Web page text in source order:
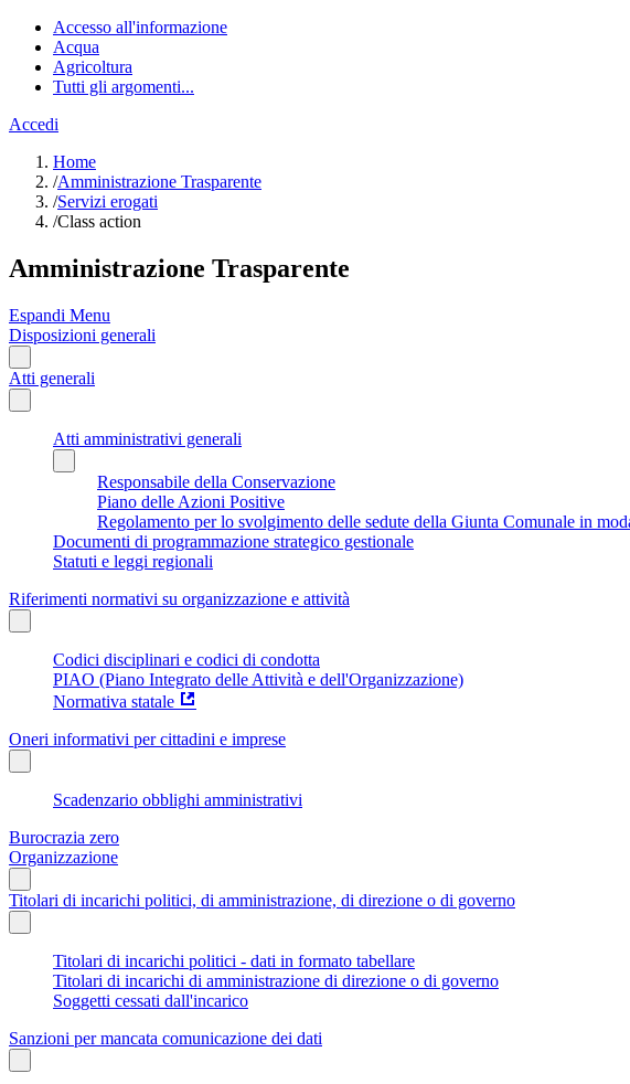
Accesso all'informazione
Acqua
Agricoltura
Tutti gli argomenti...
Accedi
Home
/Amministrazione Trasparente
/Servizi erogati
/Class action
Amministrazione Trasparente
Espandi Menu
Disposizioni generali
Atti generali
Atti amministrativi generali
Responsabile della Conservazione
Piano delle Azioni Positive
Regolamento per lo svolgimento delle sedute della Giunta Comunale in
Documenti di programmazione strategico gestionale
Statuti e leggi regionali
Riferimenti normativi su organizzazione e attività
Codici disciplinari e codici di condotta
PIAO (Piano Integrato delle Attività e dell'Organizzazione)
Normativa statale
Oneri informativi per cittadini e imprese
Scadenzario obblighi amministrativi
Burocrazia zero
Organizzazione
Titolari di incarichi politici, di amministrazione, di direzione o di governo
Titolari di incarichi politici - dati in formato tabellare
Titolari di incarichi di amministrazione di direzione o di governo
Soggetti cessati dall'incarico
Sanzioni per mancata comunicazione dei dati